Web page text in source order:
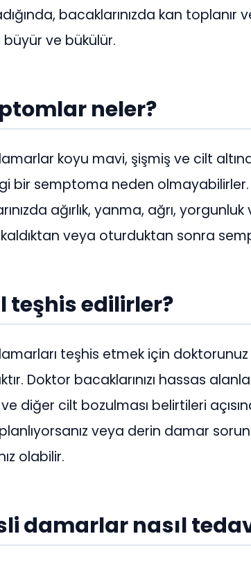
bacaklarınızda kan toplanır
büyür ve bükülür.
neler?
koyu mavi, şişmiş ve cilt
bir semptoma neden
ağırlık, yanma, ağrı,
veya oturduktan sonra
teşhis edilirler?
teşhis etmek için doktorunuz
Doktor bacaklarınızı hassas
diğer cilt bozulması belirtileri
veya derin damar
olabilir.
damarlar nasıl